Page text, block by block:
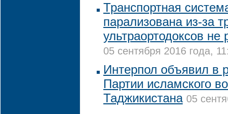
Транспортная
парализована из-за
ультраортодоксов не
05 сентября 2016 года,
Интерпол объявил в
Партии исламского
Таджикистана 05